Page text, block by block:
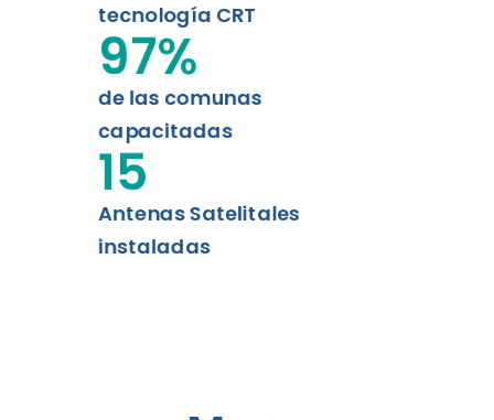
tecnología CRT
de las comunas
capacitadas
97%
Antenas Satelitales
instaladas
15